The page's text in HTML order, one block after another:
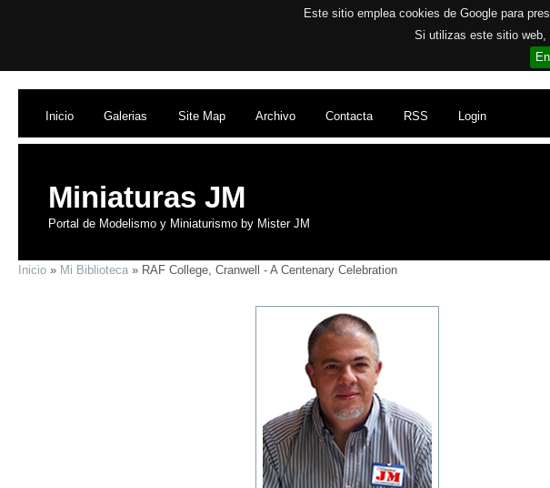
Este sitio emplea cookies de Google para
Si utilizas este sitio web,
Inicio Galerias Site Map Archivo Contacta RSS Login
Miniaturas JM
Portal de Modelismo y Miniaturismo by Mister JM
Inicio » Mi Biblioteca » RAF College, Cranwell - A Centenary Celebration